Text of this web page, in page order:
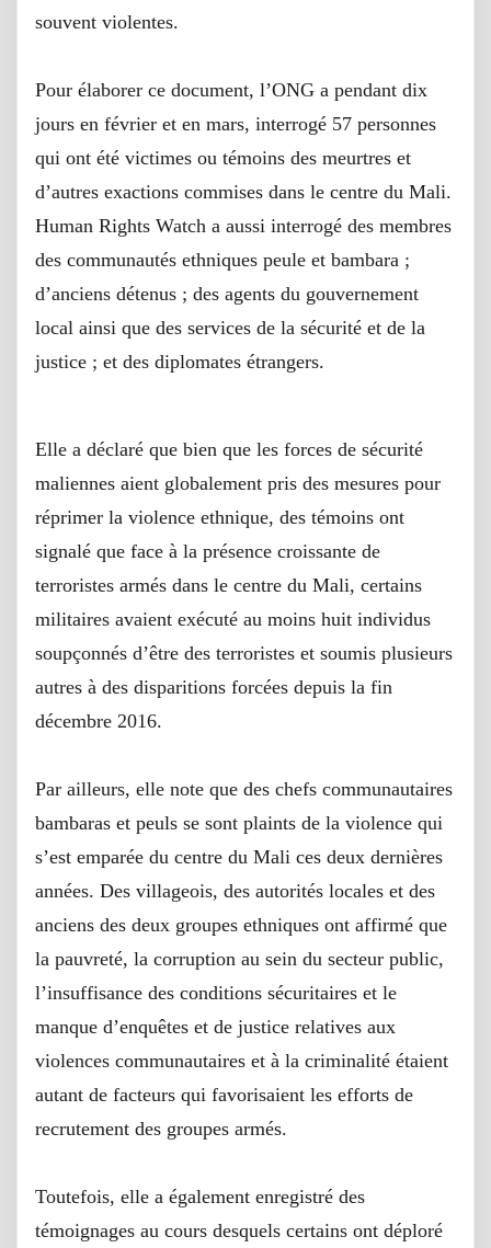
souvent violentes.
Pour élaborer ce document, l’ONG a pendant dix
jours en février et en mars, interrogé 57 personnes
qui ont été victimes ou témoins des meurtres et
d’autres exactions commises dans le centre du Mali.
Human Rights Watch a aussi interrogé des membres
des communautés ethniques peule et bambara ;
d’anciens détenus ; des agents du gouvernement
local ainsi que des services de la sécurité et de la
justice ; et des diplomates étrangers.
Elle a déclaré que bien que les forces de sécurité
maliennes aient globalement pris des mesures pour
réprimer la violence ethnique, des témoins ont
signalé que face à la présence croissante de
terroristes armés dans le centre du Mali, certains
militaires avaient exécuté au moins huit individus
soupçonnés d’être des terroristes et soumis plusieurs
autres à des disparitions forcées depuis la fin
décembre 2016.
Par ailleurs, elle note que des chefs communautaires
bambaras et peuls se sont plaints de la violence qui
s’est emparée du centre du Mali ces deux dernières
années. Des villageois, des autorités locales et des
anciens des deux groupes ethniques ont affirmé que
la pauvreté, la corruption au sein du secteur public,
l’insuffisance des conditions sécuritaires et le
manque d’enquêtes et de justice relatives aux
violences communautaires et à la criminalité étaient
autant de facteurs qui favorisaient les efforts de
recrutement des groupes armés.
Toutefois, elle a également enregistré des
témoignages au cours desquels certains ont déploré